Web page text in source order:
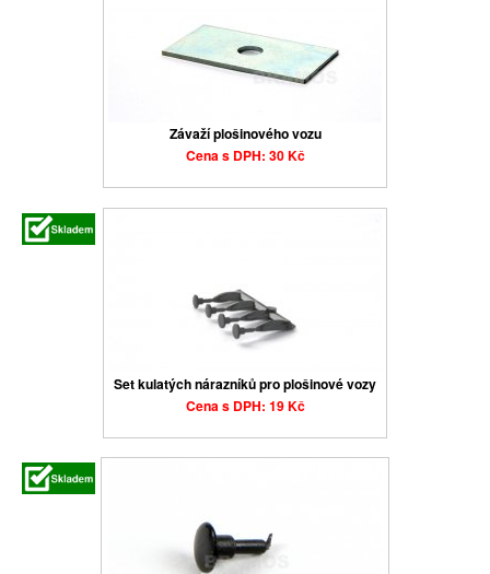
Závaží plošinového vozu
Cena s DPH: 30 Kč
Set kulatých nárazníků pro plošinové vozy
Cena s DPH: 19 Kč